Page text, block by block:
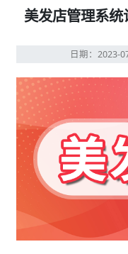
美发店管理系统
日期：2023-